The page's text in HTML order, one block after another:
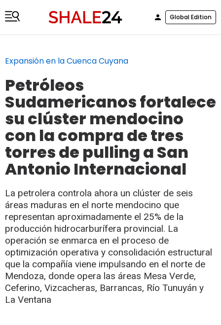
Global Edition
Expansión en la Cuenca Cuyana
Petróleos
Sudamericanos fortalece
su clúster mendocino
con la compra de tres
torres de pulling a San
Antonio Internacional
La petrolera controla ahora un clúster de seis
áreas maduras en el norte mendocino que
representan aproximadamente el 25% de la
producción hidrocarburífera provincial. La
operación se enmarca en el proceso de
optimización operativa y consolidación estructural
que la compañía viene impulsando en el norte de
Mendoza, donde opera las áreas Mesa Verde,
Ceferino, Vizcacheras, Barrancas, Río Tunuyán y
La Ventana